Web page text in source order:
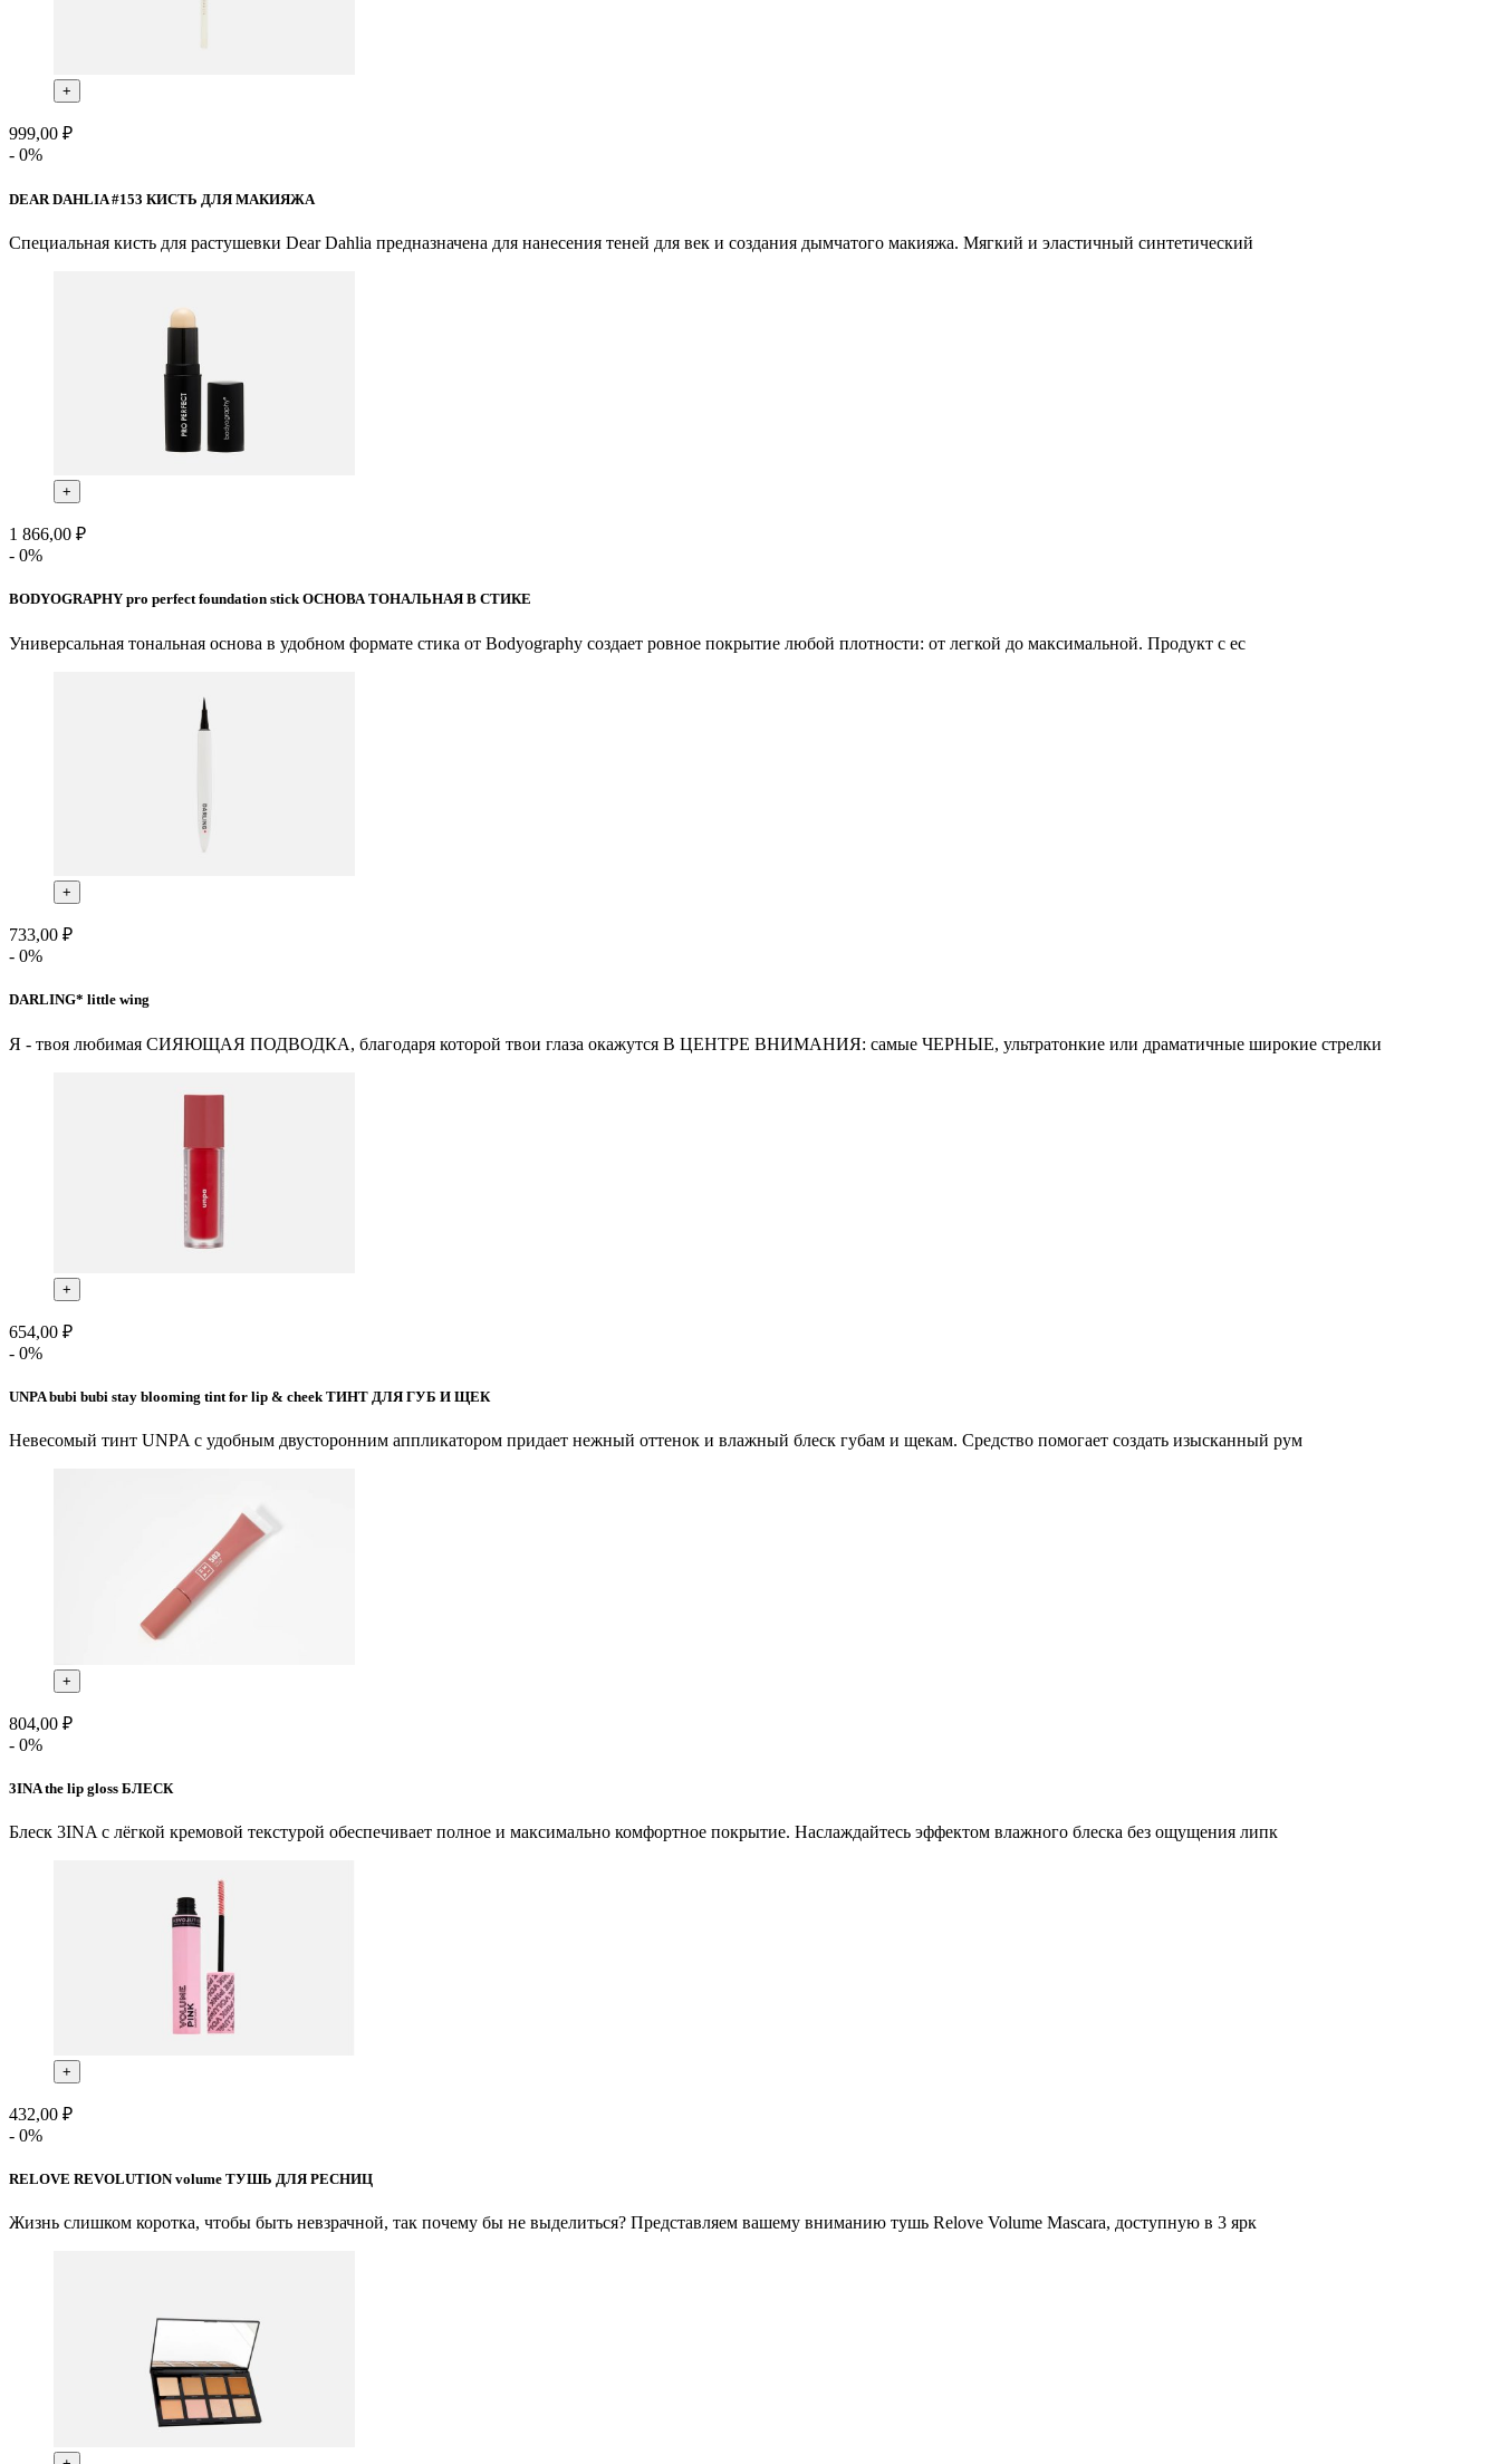
+
999,00 ₽
- 0%
DEAR DAHLIA #153 КИСТЬ ДЛЯ МАКИЯЖА
Специальная кисть для растушевки Dear Dahlia предназначена для нанесения теней для век и создания дымчатого макияжа. Мягкий и эластичный синтетический
+
1 866,00 ₽
- 0%
BODYOGRAPHY pro perfect foundation stick ОСНОВА ТОНАЛЬНАЯ В СТИКЕ
Универсальная тональная основа в удобном формате стика от Bodyography создает ровное покрытие любой плотности: от легкой до максимальной. Продукт с ес
+
733,00 ₽
- 0%
DARLING* little wing
Я - твоя любимая СИЯЮЩАЯ ПОДВОДКА, благодаря которой твои глаза окажутся В ЦЕНТРЕ ВНИМАНИЯ: самые ЧЕРНЫЕ, ультратонкие или драматичные широкие стрелки
+
654,00 ₽
- 0%
UNPA bubi bubi stay blooming tint for lip & cheek ТИНТ ДЛЯ ГУБ И ЩЕК
Невесомый тинт UNPA с удобным двусторонним аппликатором придает нежный оттенок и влажный блеск губам и щекам. Средство помогает создать изысканный рум
+
804,00 ₽
- 0%
3INA the lip gloss БЛЕСК
Блеск 3INA с лёгкой кремовой текстурой обеспечивает полное и максимально комфортное покрытие. Наслаждайтесь эффектом влажного блеска без ощущения липк
+
432,00 ₽
- 0%
RELOVE REVOLUTION volume ТУШЬ ДЛЯ РЕСНИЦ
Жизнь слишком коротка, чтобы быть невзрачной, так почему бы не выделиться? Представляем вашему вниманию тушь Relove Volume Mascara, доступную в 3 ярк